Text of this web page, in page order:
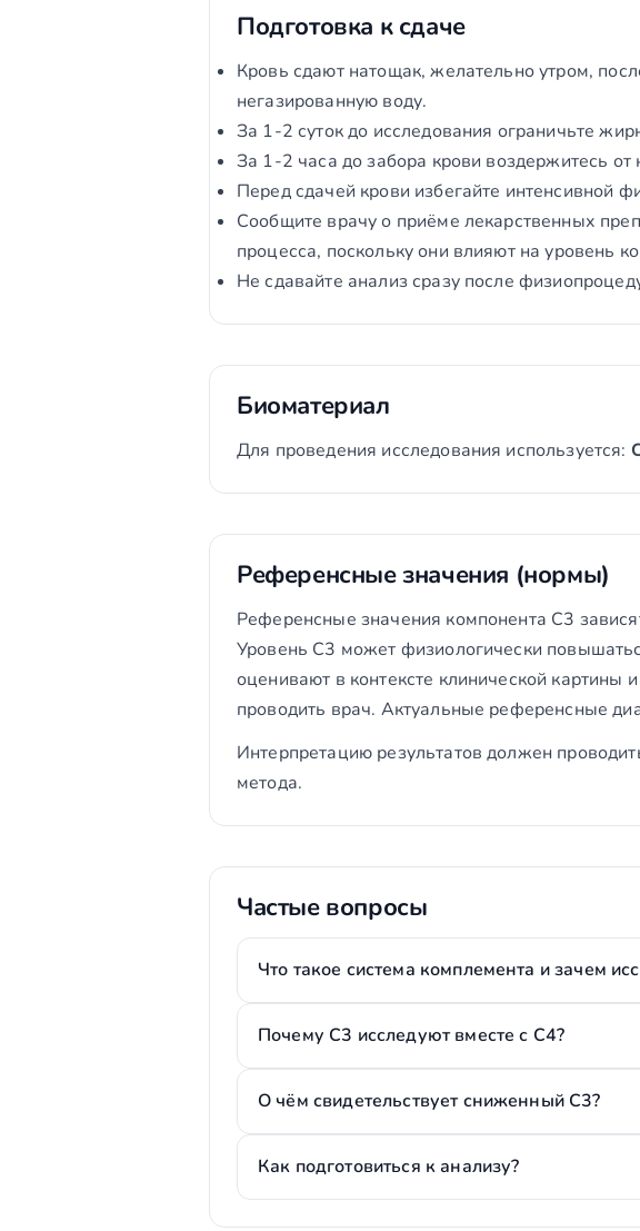
Подготовка к сдаче
Кровь сдают натощак, желательно утром,
негазированную воду.
За 1-2 суток до исследования ограничьте
За 1-2 часа до забора крови воздержитесь от
Перед сдачей крови избегайте интенсивной
Сообщите врачу о приёме лекарственных
процесса, поскольку они влияют на уровень
Не сдавайте анализ сразу после
Биоматериал
Для проведения исследования используется:
Референсные значения (нормы)
Референсные значения компонента C3
Уровень C3 может физиологически
оценивают в контексте клинической картины
проводить врач. Актуальные референсные
Интерпретацию результатов должен
метода.
Частые вопросы
Что такое система комплемента и зачем
Почему C3 исследуют вместе с C4?
О чём свидетельствует сниженный C3?
Как подготовиться к анализу?